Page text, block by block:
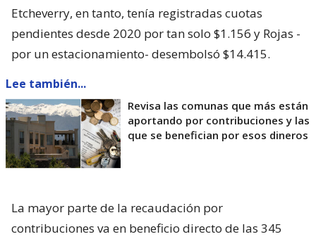
Etcheverry, en tanto, tenía registradas cuotas
pendientes desde 2020 por tan solo $1.156 y Rojas -
por un estacionamiento- desembolsó $14.415.
Lee también...
Revisa las comunas que más están
aportando por contribuciones y las
que se benefician por esos dineros
La mayor parte de la recaudación por
contribuciones va en beneficio directo de las 345